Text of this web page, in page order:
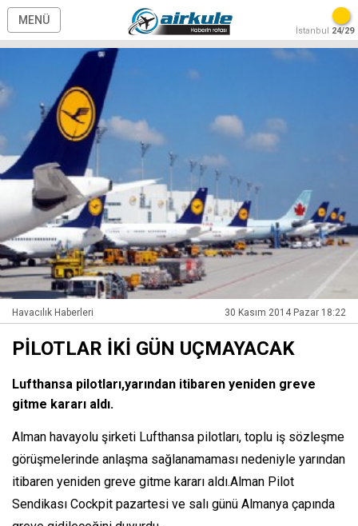
MENÜ
İstanbul 24/29
Havacılık Haberleri 30 Kasım 2014 Pazar 18:22
PİLOTLAR İKİ GÜN UÇMAYACAK
Lufthansa pilotları,yarından itibaren yeniden greve
gitme kararı aldı.
Alman havayolu şirketi Lufthansa pilotları, toplu iş sözleşme
görüşmelerinde anlaşma sağlanamaması nedeniyle yarından
itibaren yeniden greve gitme kararı aldı.Alman Pilot
Sendikası Cockpit pazartesi ve salı günü Almanya çapında